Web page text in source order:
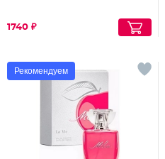
1740 ₽
Рекомендуем